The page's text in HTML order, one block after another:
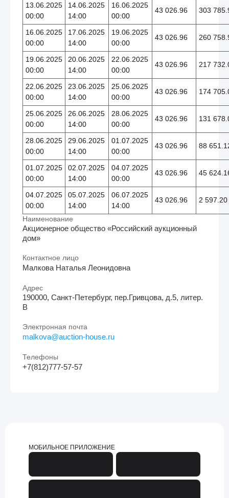
13.06.2025
00:00
14.06.2025
14:00
16.06.2025
00:00
43 026.96 303
16.06.2025
00:00
17.06.2025
14:00
19.06.2025
00:00
43 026.96 260
19.06.2025
00:00
20.06.2025
14:00
22.06.2025
00:00
43 026.96 217
22.06.2025
00:00
23.06.2025
14:00
25.06.2025
00:00
43 026.96 174
25.06.2025
00:00
26.06.2025
14:00
28.06.2025
00:00
43 026.96 131
28.06.2025
00:00
29.06.2025
14:00
01.07.2025
00:00
43 026.96 88
01.07.2025
00:00
02.07.2025
14:00
04.07.2025
00:00
43 026.96 45
04.07.2025
00:00
05.07.2025
14:00
06.07.2025
14:00
43 026.96 2 597.20
Наименование
Акционерное общество «Российский аукционный
дом»
Контактное лицо
Малкова Наталья Леонидовна
Адрес
190000, Санкт-Петербург, пер.Гривцова, д.5, литер.
В
Электронная почта
malkova@auction-house.ru
Телефоны
+7(812)777-57-57
МОБИЛЬНОЕ ПРИЛОЖЕНИЕ